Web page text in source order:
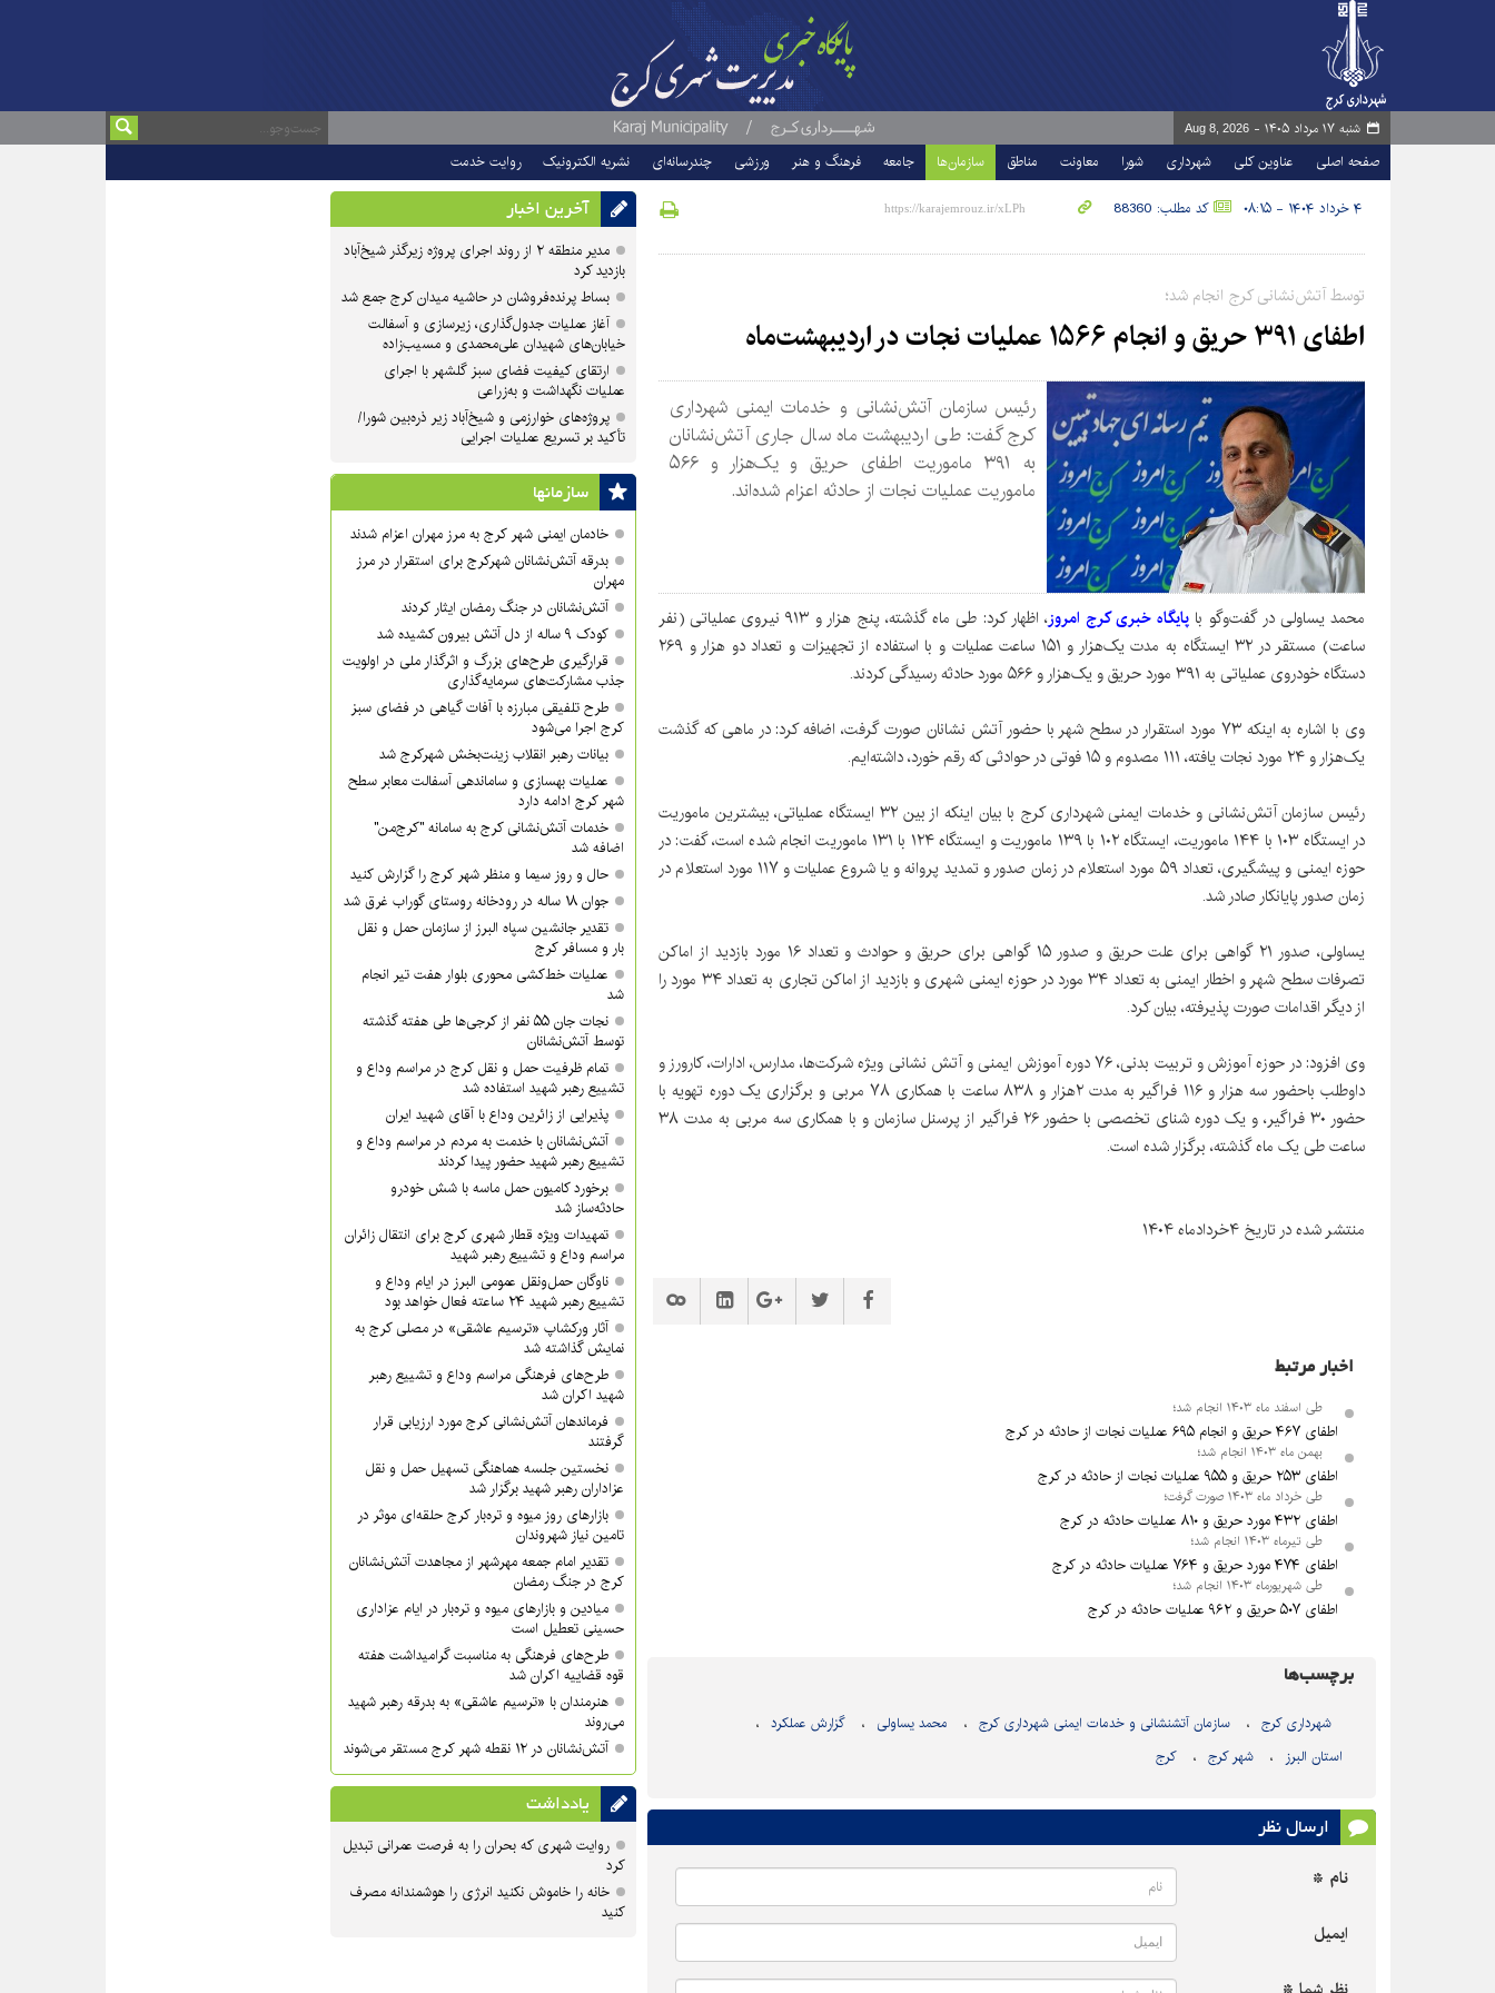
شنبه ۱۷ مرداد ۱۴۰۵ - Aug 8, 2026
صفحه اصلی عناوین کلی شهرداری شورا معاونت مناطق سازمان‌ها جامعه فرهنگ و هنر ورزشی چندرسانه‌ای نشریه الکترونیک روایت خدمت
۴ خرداد ۱۴۰۴ - ۰۸:۱۵ کد مطلب: 88360
توسط آتش‌نشانی کرج انجام شد؛
اطفای ۳۹۱ حریق و انجام ۱۵۶۶ عملیات نجات در اردیبهشت‌ماه
رئیس سازمان آتش‌نشانی و خدمات ایمنی شهرداری
کرج گفت: طی اردیبهشت ماه سال جاری آتش‌نشانان
به ۳۹۱ ماموریت اطفای حریق و یک‌هزار و ۵۶۶
ماموریت عملیات نجات از حادثه اعزام شده‌اند.
محمد یساولی در گفت‌وگو با پایگاه خبری کرج امروز
، اظهار کرد: طی ماه گذشته، پنج‌ هزار و ۹۱۳ نیروی عملیاتی (نفر
ساعت) مستقر در ۳۲‌ ایستگاه به مدت یک‌هزار و ۱۵۱ ساعت عملیات و با استفاده از تجهیزات و تعداد دو هزار و ۲۶۹
دستگاه خودروی عملیاتی به ۳۹۱ مورد حریق و یک‌هزار و ۵۶۶ مورد حادثه رسیدگی کردند.
وی با اشاره به اینکه ۷۳ مورد استقرار در سطح شهر با حضور آتش نشانان صورت گرفت، اضافه کرد: در ماهی که گذشت
یک‌هزار و ۲۴ مورد نجات یافته، ۱۱۱ مصدوم و ۱۵ فوتی در حوادثی که رقم خورد، داشته‌ایم.
رئیس سازمان آتش‌نشانی و خدمات ایمنی شهرداری کرج با بیان اینکه از بین ۳۲‌ ایستگاه عملیاتی، بیشترین ماموریت
در ایستگاه ۱۰۳ با ۱۴۴ ماموریت، ‌ایستگاه ۱۰۲ با ۱۳۹ ماموریت و ایستگاه ۱۲۴ با ۱۳۱ ماموریت انجام شده است، گفت: در
حوزه ایمنی و پیشگیری، تعداد ۵۹ مورد استعلام در زمان صدور و تمدید پروانه و یا شروع عملیات و ۱۱۷ مورد استعلام در
زمان صدور پایانکار صادر شد.
یساولی، صدور ۲۱ گواهی برای علت حریق و صدور ۱۵ گواهی برای حریق و حوادث و تعداد ۱۶ مورد بازدید از اماکن
تصرفات سطح شهر و اخطار ایمنی به تعداد ۳۴ مورد در حوزه ایمنی شهری و بازدید از اماکن تجاری به تعداد ۳۴ مورد را
از دیگر اقدامات صورت پذیرفته، بیان کرد.
وی افزود: در حوزه آموزش و تربیت بدنی، ۷۶ دوره آموزش ایمنی و آتش نشانی ویژه شرکت‌ها، مدارس، ادارات، کارورز و
داوطلب باحضور سه هزار و ۱۱۶ فراگیر به مدت ۲هزار و ۸۳۸ ساعت با همکاری ۷۸ مربی و برگزاری یک دوره تهویه با
حضور ۳۰ فراگیر، و یک دوره شنای تخصصی با حضور ۲۶ فراگیر از پرسنل سازمان و با همکاری سه مربی به مدت ۳۸
ساعت طی یک ماه گذشته، برگزار شده است.
منتشر شده در تاریخ ۴خردادماه ۱۴۰۴
اخبار مرتبط
طی اسفند ماه ۱۴۰۳ انجام شد؛
اطفای ۴۶۷ حریق و انجام ۶۹۵ عملیات نجات از حادثه در کرج
بهمن ماه ۱۴۰۳ انجام شد؛
اطفای ۲۵۳ حریق و ۹۵۵ عملیات نجات از حادثه در کرج
طی خرداد ماه ۱۴۰۳ صورت گرفت؛
اطفای ۴۳۲ مورد حریق و ۸۱۰ عملیات حادثه در کرج
طی تیرماه ۱۴۰۳ انجام شد؛
اطفای ۴۷۴ مورد حریق و ۷۶۴ عملیات حادثه در کرج
طی شهریورماه ۱۴۰۳ انجام شد؛
اطفای ۵۰۷ حریق و ۹۶۲ عملیات حادثه در کرج
برچسب‌ها
شهرداری کرج سازمان آتشنشانی و خدمات ایمنی شهرداری کرج محمد یساولی
گزارش عملکرد
استان البرز
شهر کرج کرج
ارسال نظر
نام *
ایمیل
آخرین اخبار
مدیر منطقه ۲ از روند اجرای پروژه زیرگذر شیخ‌آباد
بازدید کرد
بساط پرنده‌فروشان در حاشیه میدان کرج جمع شد
آغاز عملیات جدول‌گذاری، زیرسازی و آسفالت
خیابان‌های شهیدان علی‌محمدی و مسیب‌زاده
ارتقای کیفیت فضای سبز گلشهر با اجرای
عملیات نگهداشت و به‌زراعی
پروژه‌های خوارزمی و شیخ‌آباد زیر ذره‌بین شورا/
تأکید بر تسریع عملیات اجرایی
سازمان‎ها
خادمان ایمنی شهر کرج به مرز مهران اعزام شدند
بدرقه آتش‌نشانان شهرکرج برای استقرار در مرز
مهران
آتش‌نشانان در جنگ رمضان ایثار کردند
کودک ۹ ساله از دل آتش بیرون کشیده شد
قرارگیری طرح‌های بزرگ و اثرگذار ملی در اولویت‌
جذب مشارکت‌های سرمایه‌گذاری
طرح تلفیقی مبارزه با آفات گیاهی در فضای سبز
کرج اجرا می‌شود
بیانات رهبر انقلاب زینت‌بخش شهرکرج شد
عملیات بهسازی و ساماندهی آسفالت معابر سطح
شهر کرج ادامه دارد
خدمات آتش‌نشانی کرج به سامانه "کرج‌من"
اضافه شد
حال و روز سیما و منظر شهر کرج را گزارش کنید
جوان ۱۸ ساله در رودخانه روستای گوراب غرق شد
تقدیر جانشین سپاه البرز از سازمان حمل و نقل
بار و مسافر کرج
عملیات خط‌کشی محوری بلوار هفت تیر انجام
شد
نجات جان ۵۵ نفر از کرجی‌ها طی هفته گذشته
توسط آتش‌نشانان
تمام ظرفیت حمل و نقل کرج در مراسم وداع و
تشییع رهبر شهید استفاده شد
پذیرایی از زائرین وداع با آقای شهید ایران
آتش‌نشانان با خدمت به مردم در مراسم وداع و
تشییع رهبر شهید حضور پیدا کردند
برخورد کامیون حمل ماسه با شش خودرو
حادثه‌ساز شد
تمهیدات ویژه قطار شهری کرج برای انتقال زائران
مراسم وداع و تشییع رهبر شهید
ناوگان حمل‌ونقل عمومی البرز در ایام وداع و
تشییع رهبر شهید ۲۴ ساعته فعال خواهد بود
آثار ورکشاپ «ترسیم عاشقی» در مصلی کرج به
نمایش گذاشته شد
طرح‌های فرهنگی مراسم وداع و تشییع رهبر
شهید اکران شد
فرماندهان آتش‌نشانی کرج مورد ارزیابی قرار
گرفتند
نخستین جلسه هماهنگی تسهیل حمل و نقل
عزاداران رهبر شهید برگزار شد
بازارهای روز میوه و تره‌بار کرج حلقه‌ای موثر در
تامین نیاز شهروندان
تقدیر امام جمعه مهرشهر از مجاهدت آتش‌نشانان
کرج در جنگ رمضان
میادین و بازارهای میوه و تره‌بار در ایام عزاداری
حسینی تعطیل است
طرح‌های فرهنگی به مناسبت گرامیداشت هفته
قوه قضاییه اکران شد
هنرمندان با «ترسیم عاشقی» به بدرقه رهبر شهید
می‌روند
آتش‌نشانان در ۱۲ نقطه شهر کرج مستقر می‌شوند
یادداشت
روایت شهری که بحران را به فرصت عمرانی تبدیل
کرد
خانه را خاموش نکنید انرژی را هوشمندانه مصرف
کنید